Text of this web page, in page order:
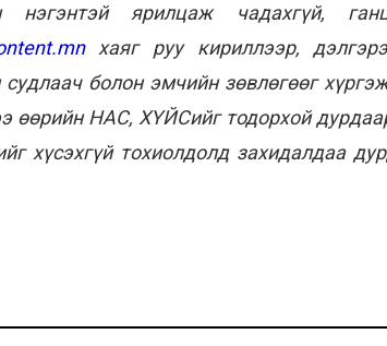
ярилцаж чадахгүй,
хаяг руу кириллээр,
болон эмчийн зөвлөгөөг
өөрийн НАС, ХҮЙСийг тодорхой
хүсэхгүй тохиолдолд захидалдаа